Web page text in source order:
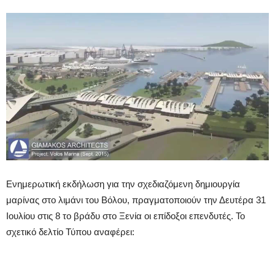
Ενημερωτική εκδήλωση για την σχεδιαζόμενη δημιουργία
μαρίνας στο λιμάνι του Βόλου, πραγματοποιούν την Δευτέρα 31
Ιουλίου στις 8 το βράδυ στο Ξενία οι επίδοξοι επενδυτές. Το
σχετικό δελτίο Τύπου αναφέρει: